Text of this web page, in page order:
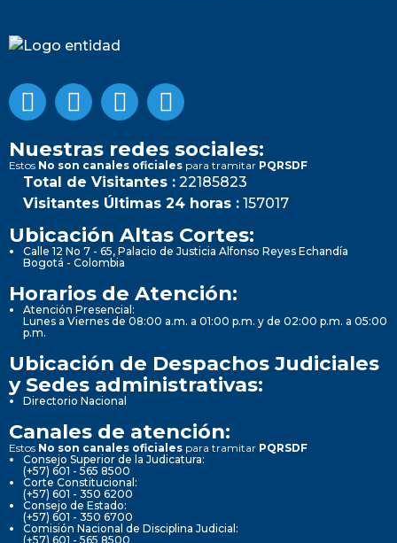
Nuestras redes sociales:
Estos No son canales oficiales para tramitar PQRSDF
Total de Visitantes : 22185823
Visitantes Últimas 24 horas : 157017
Ubicación Altas Cortes:
Calle 12 No 7 - 65, Palacio de Justicia Alfonso Reyes Echandía
Bogotá - Colombia
Horarios de Atención:
Atención Presencial:
Lunes a Viernes de 08:00 a.m. a 01:00 p.m. y de 02:00 p.m. a 05:00
p.m.
Ubicación de Despachos Judiciales
y Sedes administrativas:
Directorio Nacional
Canales de atención:
Estos No son canales oficiales para tramitar PQRSDF
Consejo Superior de la Judicatura:
(+57) 601 - 565 8500
Corte Constitucional:
(+57) 601 - 350 6200
Consejo de Estado:
(+57) 601 - 350 6700
Comisión Nacional de Disciplina Judicial:
(+57) 601 - 565 8500